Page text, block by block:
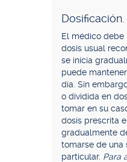
Dosificación.
El médico debe
dosis usual
se inicia
puede
día. Sin
o dividida en
tomar en su
dosis prescrita
gradualmente
tomarse de una
particular. Para